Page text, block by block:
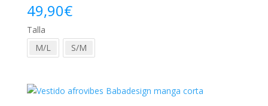
49,90€
Talla
M/L
S/M